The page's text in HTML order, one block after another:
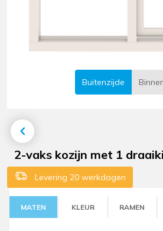
Buitenzijde
2-vaks kozijn met 1
Levering 20 werkdagen
MATEN KLEUR RAMEN